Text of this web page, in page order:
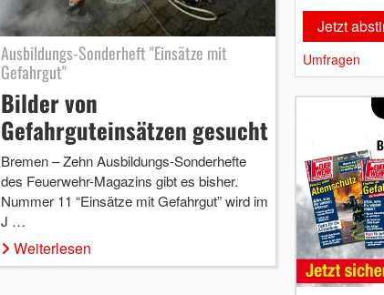
Ausbildungs-Sonderheft "Einsätze mit
Gefahrgut"
Bilder von
Gefahrguteinsätzen gesucht
Bremen – Zehn Ausbildungs-Sonderhefte
des Feuerwehr-Magazins gibt es bisher.
Nummer 11 “Einsätze mit Gefahrgut” wird im
J …
Weiterlesen
Umfragen